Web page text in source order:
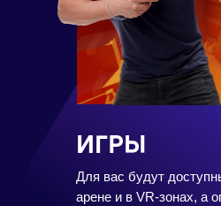
Для вас будут
арене и в VR-зонах, а
ИГРЫ